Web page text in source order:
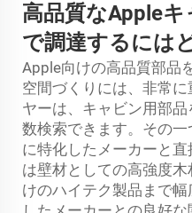
高品質なApple
で調達するには
Apple向けの高品質部品
空間づくりには、非常
ヤーは、キャビン用部
数検索できます。その
に特化したメーカーと
は壁材としての高強度
けのハイテク製品まで